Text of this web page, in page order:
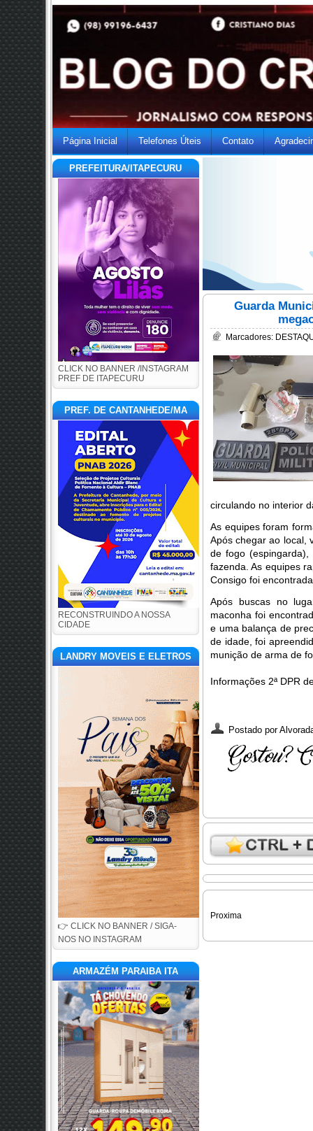
Página Inicial Telefones Úteis Contato
PREFEITURA/ITAPECURU
CLICK NO BANNER /INSTAGRAM
PREF DE ITAPECURU
PREF. DE CANTANHEDE/MA
RECONSTRUINDO A NOSSA
CIDADE
LANDRY MOVEIS E ELETROS
👉 CLICK NO BANNER / SIGA-
NOS NO INSTAGRAM
ARMAZÉM PARAIBA ITA
Guarda
Marcadores:
circulando no interior
As equipes foram
Após chegar ao local,
de fogo
fazenda. As equipes
Consigo foi
Após buscas no
maconha foi
e uma balança de
de idade, foi
munição de arma de
Informações 2ª DPR
Postado por
Proxima